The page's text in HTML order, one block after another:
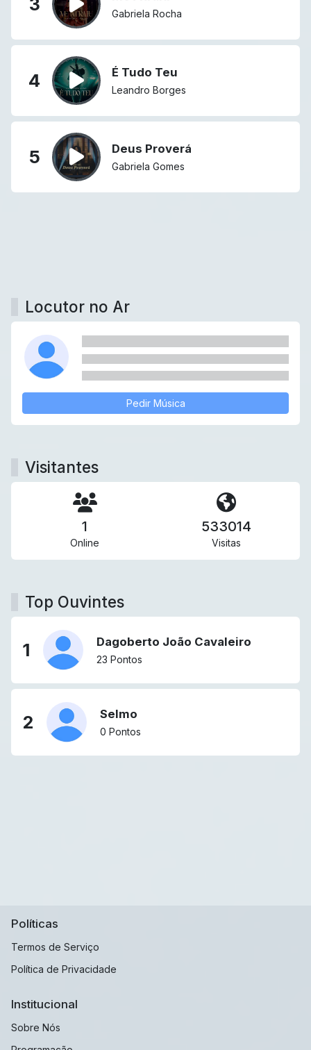
Gabriela Rocha
4 É Tudo Teu
Leandro Borges
5 Deus Proverá
Gabriela Gomes
Locutor no Ar
Pedir Música
Visitantes
1
Online
533014
Visitas
Top Ouvintes
1 Dagoberto João Cavaleiro
23 Pontos
2 Selmo
0 Pontos
Políticas
Termos de Serviço
Política de Privacidade
Institucional
Sobre Nós